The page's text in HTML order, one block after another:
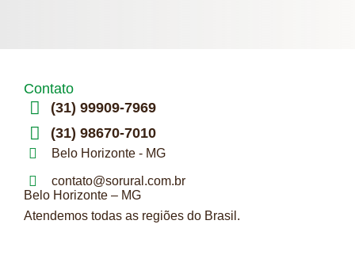
Contato
(31) 99909-7969
(31) 98670-7010
Belo Horizonte - MG
contato@sorural.com.br
Belo Horizonte – MG
Atendemos todas as regiões do Brasil.